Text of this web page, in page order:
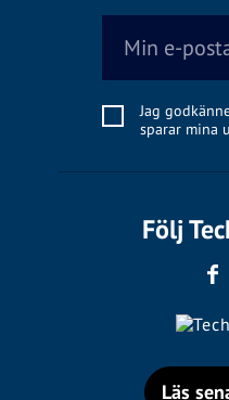
Jag
sparar mina
Följ
Läs